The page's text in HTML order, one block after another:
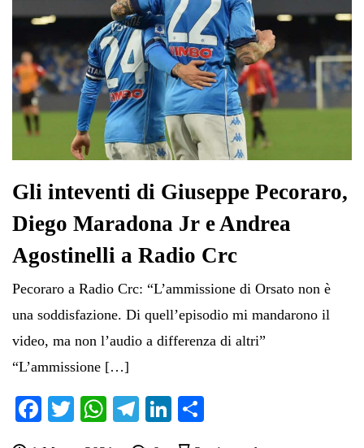
Gli inteventi di Giuseppe Pecoraro,
Diego Maradona Jr e Andrea
Agostinelli a Radio Crc
Pecoraro a Radio Crc: “L’ammissione di Orsato non è
una soddisfazione. Di quell’episodio mi mandarono il
video, ma non l’audio a differenza di altri”
“L’ammissione […]
Fa T
W
Te
Li